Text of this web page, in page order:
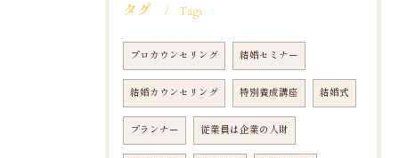
タグ Tags
プロカウンセリング 結婚セミナー
結婚カウンセリング 特別養成講座 結婚式
プランナー 従業員は企業の人財